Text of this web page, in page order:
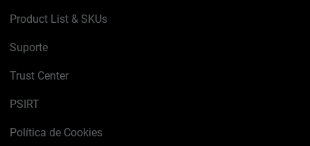
Product List & SKUs
Suporte
Trust Center
PSIRT
Política de Cookies